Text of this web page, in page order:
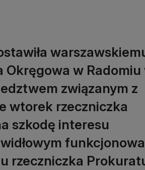
w Radomiu
związanym z
wtorek rzeczniczka
szkodę interesu
rzeczniczka